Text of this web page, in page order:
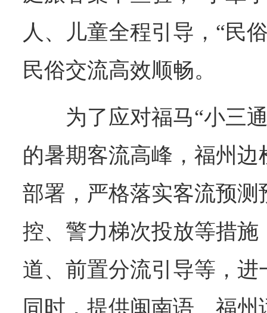
人、儿童全程引导，“民
民俗交流高效顺畅。
为了应对福马“小三
的暑期客流高峰，福州
部署，严格落实客流预
控、警力梯次投放等措
道、前置分流引导等，
同时，提供闽南语、福州